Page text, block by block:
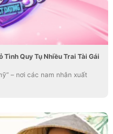
Tình Quy Tụ Nhiều Trai Tài Gái
– nơi các nam nhân xuất